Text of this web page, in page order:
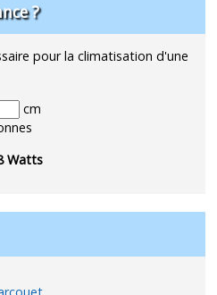
?
pour la climatisation d'une
cm
Watts